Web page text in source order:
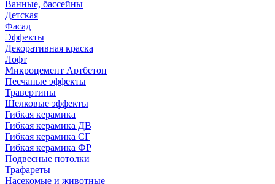
Ванные, бассейны
Детская
Фасад
Эффекты
Декоративная краска
Лофт
Микроцемент Артбетон
Песчаные эффекты
Травертины
Шелковые эффекты
Гибкая керамика
Гибкая керамика ДВ
Гибкая керамика СГ
Гибкая керамика ФР
Подвесные потолки
Трафареты
Насекомые и животные